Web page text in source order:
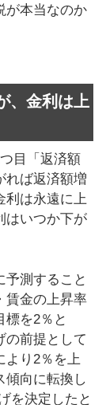
が本当なのか
、金利は上
目「返済額
れば返済額増
利は永遠に上
はいつか下が
予測すること
賃金の上昇率
標を2％と
の前提として
より2％を上
傾向に転換し
を決定したと